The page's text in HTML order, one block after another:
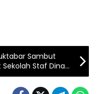
Sambut
Staf Dinas